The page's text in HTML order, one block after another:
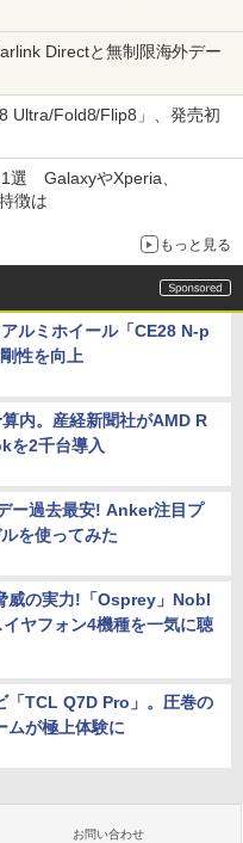
Directと無制限海外デー
Ultra/Fold8/Flip8」、発売初
選 GalaxyやXperia、
徴は
もっと見る
ルミホイール「CE28 N-p
性を向上
内。産経新聞社がAMD R
を2千台導入
ー過去最安! Anker注目プ
を使ってみた
威の実力!「Osprey」Nobl
ヤフォン4機種を一気に聴
「TCL Q7D Pro」。圧巻の
ムが極上体験に
お問い合わせ